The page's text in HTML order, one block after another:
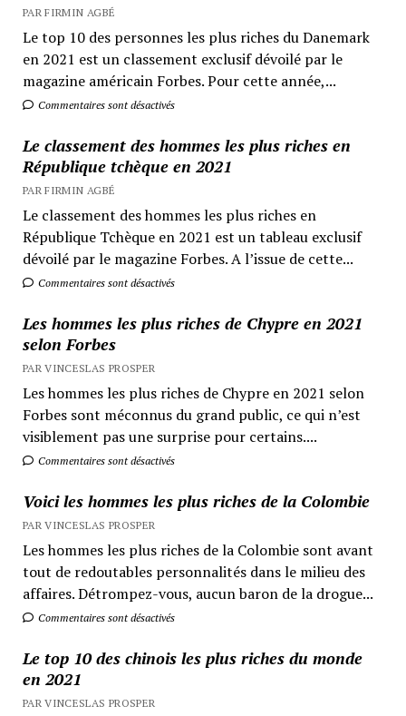
PAR FIRMIN AGBÉ
Le top 10 des personnes les plus riches du Danemark
en 2021 est un classement exclusif dévoilé par le
magazine américain Forbes. Pour cette année,...
Commentaires sont désactivés
Le classement des hommes les plus riches en
République tchèque en 2021
PAR FIRMIN AGBÉ
Le classement des hommes les plus riches en
République Tchèque en 2021 est un tableau exclusif
dévoilé par le magazine Forbes. A l’issue de cette...
Commentaires sont désactivés
Les hommes les plus riches de Chypre en 2021
selon Forbes
PAR VINCESLAS PROSPER
Les hommes les plus riches de Chypre en 2021 selon
Forbes sont méconnus du grand public, ce qui n’est
visiblement pas une surprise pour certains....
Commentaires sont désactivés
Voici les hommes les plus riches de la Colombie
PAR VINCESLAS PROSPER
Les hommes les plus riches de la Colombie sont avant
tout de redoutables personnalités dans le milieu des
affaires. Détrompez-vous, aucun baron de la drogue...
Commentaires sont désactivés
Le top 10 des chinois les plus riches du monde
en 2021
PAR VINCESLAS PROSPER